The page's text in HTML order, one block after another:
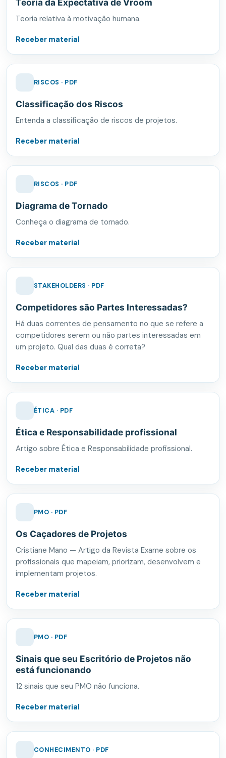
Teoria relativa à motivação humana.
Receber material
RISCOS · PDF
Classificação dos Riscos
Entenda a classificação de riscos de projetos.
Receber material
RISCOS · PDF
Diagrama de Tornado
Conheça o diagrama de tornado.
Receber material
STAKEHOLDERS · PDF
Competidores são Partes Interessadas?
Há duas correntes de pensamento no que se refere a
competidores serem ou não partes interessadas em
um projeto. Qual das duas é correta?
Receber material
ÉTICA · PDF
Ética e Responsabilidade profissional
Artigo sobre Ética e Responsabilidade profissional.
Receber material
PMO · PDF
Os Caçadores de Projetos
Cristiane Mano — Artigo da Revista Exame sobre os
profissionais que mapeiam, priorizam, desenvolvem e
implementam projetos.
Receber material
PMO · PDF
Sinais que seu Escritório de Projetos não
está funcionando
12 sinais que seu PMO não funciona.
Receber material
CONHECIMENTO · PDF